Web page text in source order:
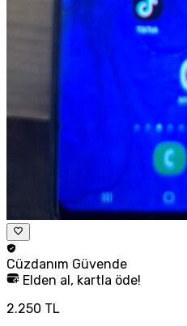
Cüzdanım Güvende
Elden al, kartla öde!
2.250 TL